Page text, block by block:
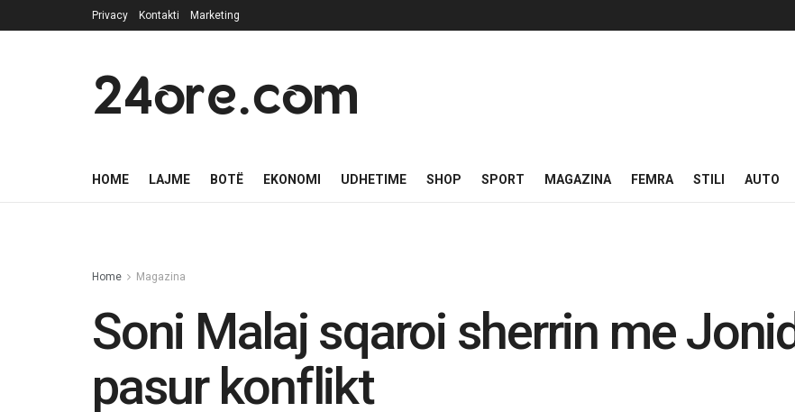
Privacy Kontakti Marketing
24ore.com
HOME LAJME BOTË EKONOMI UDHETIME SHOP SPORT MAGAZINA FEMRA STILI AUTO
Home Magazina
Soni Malaj sqaroi sherrin me
pasur konflikt